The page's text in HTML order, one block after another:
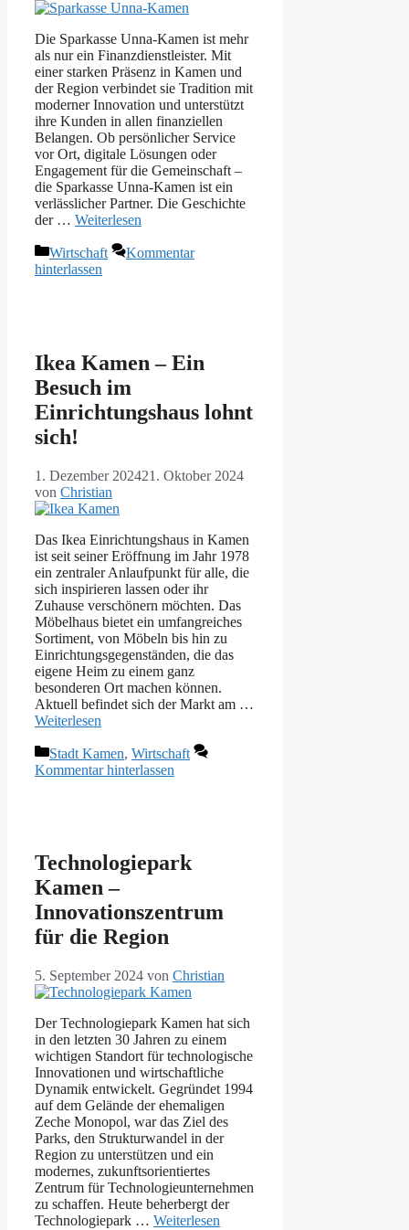
Die Sparkasse Unna-Kamen ist mehr
als nur ein Finanzdienstleister. Mit
einer starken Präsenz in Kamen und
der Region verbindet sie Tradition mit
moderner Innovation und unterstützt
ihre Kunden in allen finanziellen
Belangen. Ob persönlicher Service
vor Ort, digitale Lösungen oder
Engagement für die Gemeinschaft –
die Sparkasse Unna-Kamen ist ein
verlässlicher Partner. Die Geschichte
der … Weiterlesen
Kategorien
Wirtschaft
Kommentar
hinterlassen
Ikea Kamen – Ein
Besuch im
Einrichtungshaus lohnt
sich!
1. Dezember 202421. Oktober 2024
von Christian
Das Ikea Einrichtungshaus in Kamen
ist seit seiner Eröffnung im Jahr 1978
ein zentraler Anlaufpunkt für alle, die
sich inspirieren lassen oder ihr
Zuhause verschönern möchten. Das
Möbelhaus bietet ein umfangreiches
Sortiment, von Möbeln bis hin zu
Einrichtungsgegenständen, die das
eigene Heim zu einem ganz
besonderen Ort machen können.
Aktuell befindet sich der Markt am …
Weiterlesen
Kategorien
Stadt Kamen, Wirtschaft
Kommentar hinterlassen
Technologiepark
Kamen –
Innovationszentrum
für die Region
5. September 2024 von Christian
Der Technologiepark Kamen hat sich
in den letzten 30 Jahren zu einem
wichtigen Standort für technologische
Innovationen und wirtschaftliche
Dynamik entwickelt. Gegründet 1994
auf dem Gelände der ehemaligen
Zeche Monopol, war das Ziel des
Parks, den Strukturwandel in der
Region zu unterstützen und ein
modernes, zukunftsorientiertes
Zentrum für Technologieunternehmen
zu schaffen. Heute beherbergt der
Technologiepark … Weiterlesen